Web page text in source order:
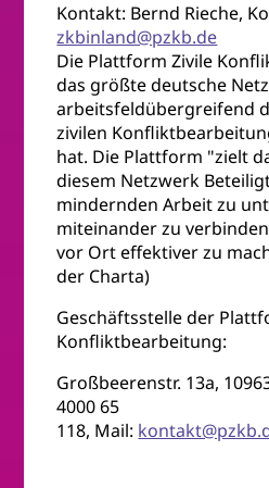
Kontakt: Bernd Rieche,
zkbinland@pzkb.de
Die Plattform Zivile
das größte deutsche
arbeitsfeldübergreifend
zivilen
hat. Die Plattform "zielt
diesem Netzwerk
mindernden Arbeit zu
miteinander zu
vor Ort effektiver zu
der Charta)
Geschäftsstelle der
Konfliktbearbeitung:
Großbeerenstr. 13a,
4000 65
118, Mail: